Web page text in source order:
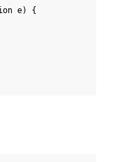
e) {